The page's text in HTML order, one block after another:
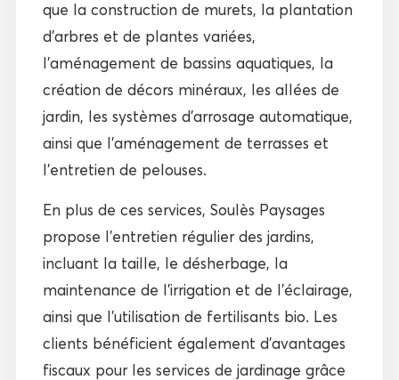
que la construction de murets, la plantation
d’arbres et de plantes variées,
l’aménagement de bassins aquatiques, la
création de décors minéraux, les allées de
jardin, les systèmes d’arrosage automatique,
ainsi que l’aménagement de terrasses et
l’entretien de pelouses.
En plus de ces services, Soulès Paysages
propose l’entretien régulier des jardins,
incluant la taille, le désherbage, la
maintenance de l’irrigation et de l’éclairage,
ainsi que l’utilisation de fertilisants bio. Les
clients bénéficient également d’avantages
fiscaux pour les services de jardinage grâce